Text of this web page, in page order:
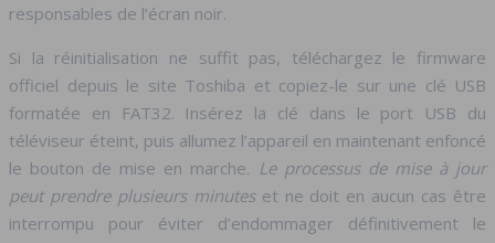
responsables de l’écran noir.
Si la réinitialisation ne suffit pas, téléchargez le firmware
officiel depuis le site Toshiba et copiez-le sur une clé USB
formatée en FAT32. Insérez la clé dans le port USB du
téléviseur éteint, puis allumez l’appareil en maintenant enfoncé
le bouton de mise en marche. Le processus de mise à jour
peut prendre plusieurs minutes et ne doit en aucun cas être
interrompu pour éviter d’endommager définitivement le